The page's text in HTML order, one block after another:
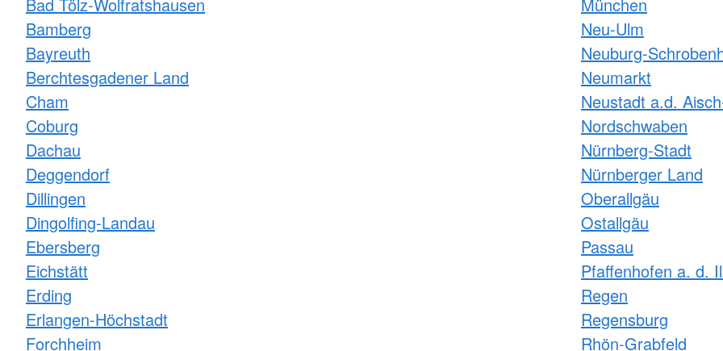
Bamberg
Bayreuth
Berchtesgadener Land
Cham
Coburg
Dachau
Deggendorf
Dillingen
Dingolfing-Landau
Ebersberg
Eichstätt
Erding
Erlangen-Höchstadt
Forchheim
Neu-Ulm
Neuburg-
Neumarkt
Neustadt a.d.
Nordschwaben
Nürnberg-Stadt
Nürnberger Land
Oberallgäu
Ostallgäu
Passau
Pfaffenhofen a. d.
Regen
Regensburg
Rhön-Grabfeld